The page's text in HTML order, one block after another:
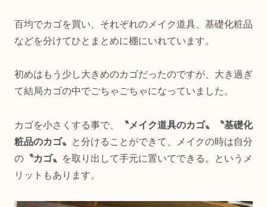
百均でカゴを買い、それぞれのメイク道具、基礎化粧品
などを分けてひとまとめに棚にいれています。
初めはもう少し大きめのカゴだったのですが、大き過ぎ
て結局カゴの中でごちゃごちゃになっていました。
カゴを小さくする事で、
〝メイク道具のカゴ〟〝基礎化
粧品のカゴ〟
と分けることができて、メイクの時は自分
の 〝カゴ〟
を取り出して手元に置いてできる。というメ
リットもあります。